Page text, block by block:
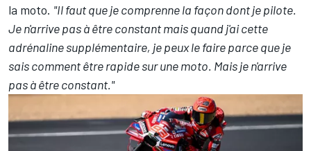
la moto. "Il faut que je comprenne la façon dont je pilote.
Je n'arrive pas à être constant mais quand j'ai cette
adrénaline supplémentaire, je peux le faire parce que je
sais comment être rapide sur une moto. Mais je n'arrive
pas à être constant."